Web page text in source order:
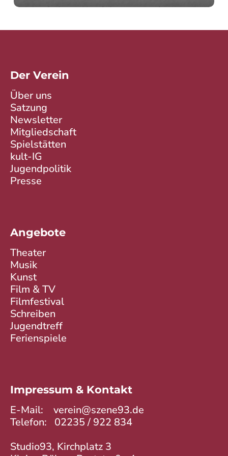
Der Verein
Über uns
Satzung
Newsletter
Mitgliedschaft
Spielstätten
kult-IG
Jugendpolitik
Presse
Angebote
Theater
Musik
Kunst
Film & TV
Filmfestival
Schreiben
Jugendtreff
Ferienspiele
Impressum & Kontakt
E-Mail: verein@szene93.de
Telefon: 02235 / 922 834
Studio93, Kirchplatz 3